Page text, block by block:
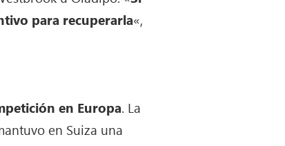
para recuperarla«,
en Europa. La
en Suiza una